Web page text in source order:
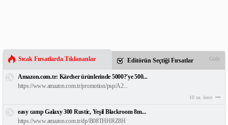
Sıcak Fırsatlarda Tıklananlar Editörün Seçtiği Fırsatlar Gizle
Amazon.com.tr: Kärcher ürünlerinde 5000?'ye 500...
https://www.amazon.com.tr/promotion/psp/A2...
10 sa. önce
easy camp Galaxy 300 Rustic, Yeşil Blackroom 8m...
https://www.amazon.com.tr/dp/B08THHRZ8H